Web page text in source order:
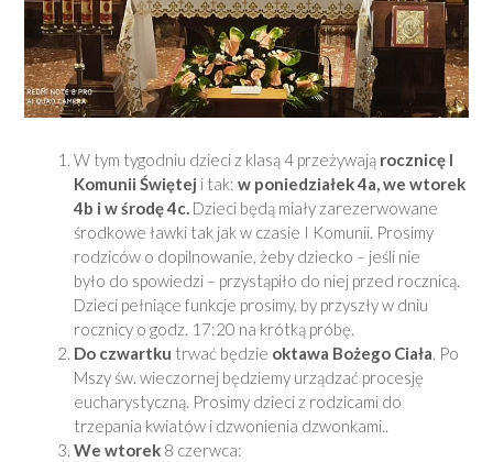
W tym tygodniu dzieci z klasą 4 przeżywają rocznicę I
Komunii Świętej i tak: w poniedziałek 4a, we wtorek
4b i w środę 4c. Dzieci będą miały zarezerwowane
środkowe ławki tak jak w czasie I Komunii. Prosimy
rodziców o dopilnowanie, żeby dziecko – jeśli nie
było do spowiedzi – przystąpiło do niej przed rocznicą.
Dzieci pełniące funkcje prosimy, by przyszły w dniu
rocznicy o godz. 17:20 na krótką próbę.
Do czwartku trwać będzie oktawa Bożego Ciała. Po
Mszy św. wieczornej będziemy urządzać procesję
eucharystyczną. Prosimy dzieci z rodzicami do
trzepania kwiatów i dzwonienia dzwonkami..
We wtorek 8 czerwca: